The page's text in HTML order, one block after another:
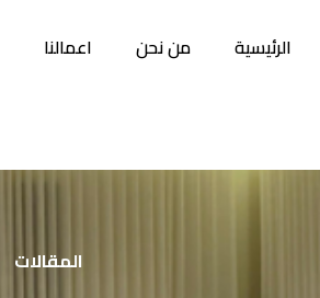
الرئيسية من نحن اعمالنا
المقالات